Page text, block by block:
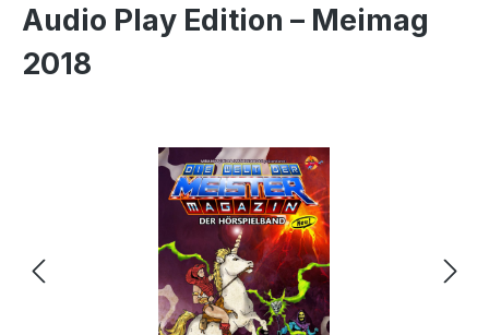
Audio Play Edition – Meimag
2018
Skip image gallery